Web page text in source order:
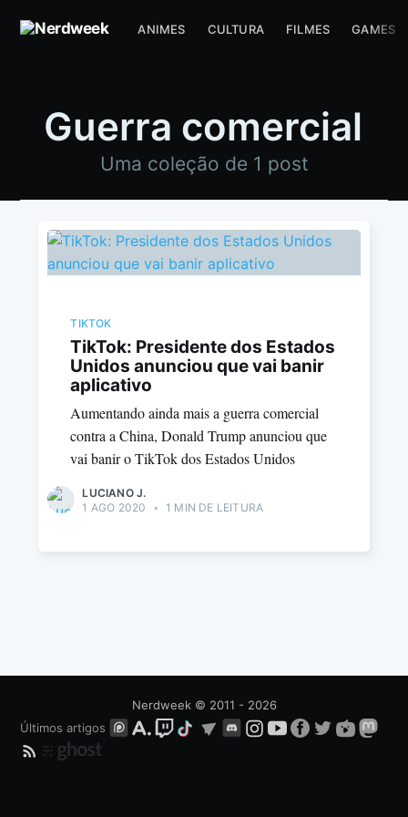
ANIMES CULTURA FILMES GAMES
Guerra comercial
Uma coleção de 1 post
TIKTOK
TikTok: Presidente dos Estados
Unidos anunciou que vai banir
aplicativo
Aumentando ainda mais a guerra comercial
contra a China, Donald Trump anunciou que
vai banir o TikTok dos Estados Unidos
LUCIANO J.
1 AGO 2020
• 1 MIN DE LEITURA
Nerdweek© 2011 - 2026
Últimos artigos